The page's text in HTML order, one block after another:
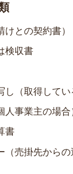
との契約書）
検収書
（取得してい
事業主の場合
書
（売掛先から